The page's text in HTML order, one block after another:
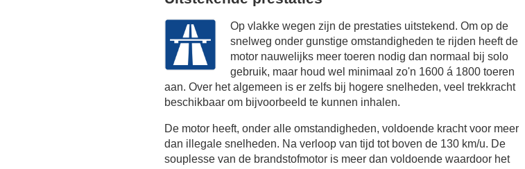
Op vlakke wegen zijn de prestaties uitstekend. Om op de
snelweg onder gunstige omstandigheden te rijden heeft de
motor nauwelijks meer toeren nodig dan normaal bij solo
gebruik, maar houd wel minimaal zo'n 1600 á 1800 toeren
aan. Over het algemeen is er zelfs bij hogere snelheden, veel trekkracht
beschikbaar om bijvoorbeeld te kunnen inhalen.
De motor heeft, onder alle omstandigheden, voldoende kracht voor meer
dan illegale snelheden. Na verloop van tijd tot boven de 130 km/u. De
souplesse van de brandstofmotor is meer dan voldoende waardoor het